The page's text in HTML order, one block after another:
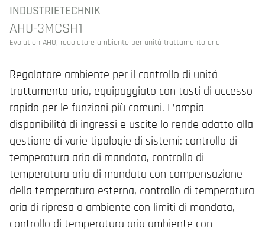
INDUSTRIETECHNIK
AHU-3MCSH1
Evolution AHU, regolatore ambiente per unità trattamento aria
Regolatore ambiente per il controllo di unitá
trattamento aria, equipaggiato con tasti di accesso
rapido per le funzioni più comuni. L’ampia
disponibilità di ingressi e uscite lo rende adatto alla
gestione di varie tipologie di sistemi: controllo di
temperatura aria di mandata, controllo di
temperatura aria di mandata con compensazione
della temperatura esterna, controllo di temperatura
aria di ripresa o ambiente con limiti di mandata,
controllo di temperatura aria ambiente con